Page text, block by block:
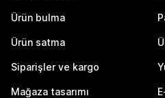
Ürün bulma
Ürün satma
Siparişler ve kargo
Mağaza tasarımı